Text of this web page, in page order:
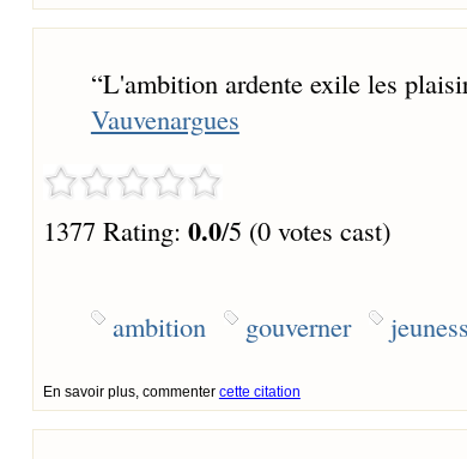
“L'ambition ardente exile les
Vauvenargues
1377 Rating: 0.0/5 (0 votes cast)
ambition gouverner
En savoir plus, commenter cette citation